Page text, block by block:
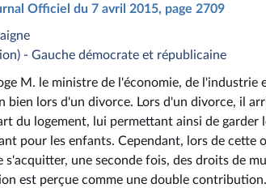
Officiel du 7 avril 2015, page 2709
- Gauche démocrate et républicaine
M. le ministre de l'économie, de
bien lors d'un divorce. Lors d'un divorce, il
du logement, lui permettant ainsi de
pour les enfants. Cependant, lors de cette
s'acquitter, une seconde fois, des droits de
est perçue comme une double